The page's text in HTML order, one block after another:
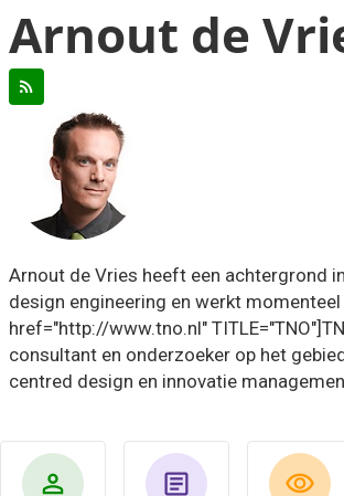
Arnout de
Arnout de Vries heeft een achtergrond
design engineering en werkt momenteel
href="http://www.tno.nl"
consultant en onderzoeker op het
centred design en innovatie